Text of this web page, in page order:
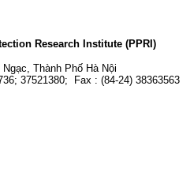
Research Institute (PPRI)
Thành Phố Hà Nội
37521380; Fax : (84-24) 38363563